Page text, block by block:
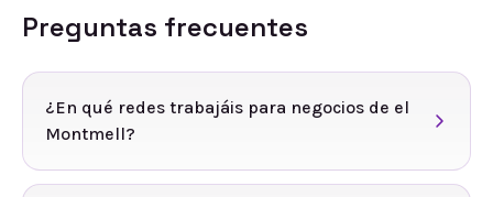
Preguntas frecuentes
¿En qué redes trabajáis para negocios de el
Montmell?